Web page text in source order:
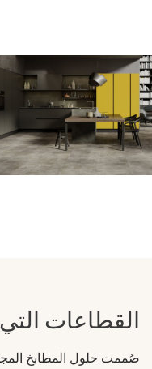
القطاعات
صُممت حلول المطابخ